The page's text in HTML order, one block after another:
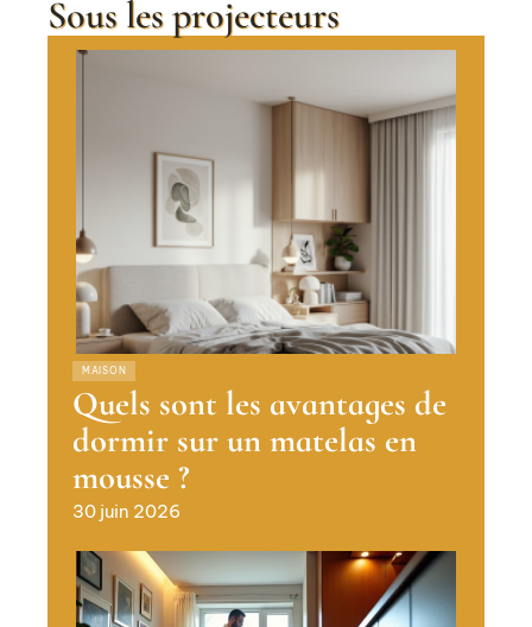
Sous les projecteurs
MAISON
Quels sont les avantages de
dormir sur un matelas en
mousse ?
30 juin 2026